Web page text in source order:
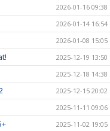
2026-01-16 09:38
2026-01-14 16:54
2026-01-08 15:05
2025-12-19 13:50
2025-12-18 14:38
2025-12-15 20:02
2025-11-11 09:06
2025-11-02 19:05